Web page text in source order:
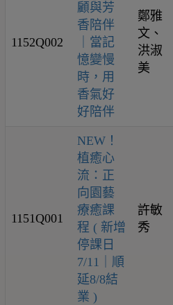
1152Q002
顧與芳
香陪伴
｜當記
憶變慢
時，用
香氣好
好陪伴
鄭雅
文、
洪淑
美
1151Q001
NEW！
植癒心
流：正
向園藝
療癒課
程 ( 新增
停課日
7/11｜順
延8/8結
業 )
許敏
秀